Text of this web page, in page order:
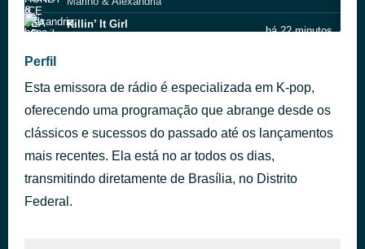
Killin’ It Girl
há 22 minutos
BOOMBAYAH
BLACKPINK
BANG BANG BANG
BIGBANG
há 39 minutos
Gnarly
KATSEYE
Perfil
Esta emissora de rádio é especializada em K-pop,
oferecendo uma programação que abrange desde os
clássicos e sucessos do passado até os lançamentos
mais recentes. Ela está no ar todos os dias,
transmitindo diretamente de Brasília, no Distrito
Federal.